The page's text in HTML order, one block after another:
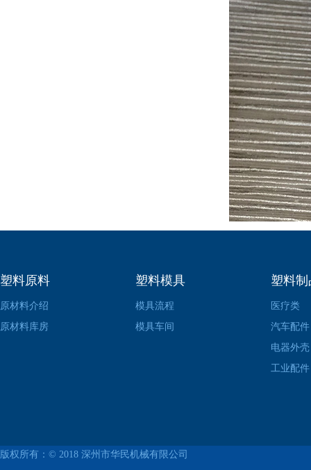
塑料原料
原材料介绍
原材料库房
塑料模具
模具流程
模具车间
塑料制
医疗类
汽车配件
电器外壳
工业配件
版权所有：© 2018 深州市华民机械有限公司